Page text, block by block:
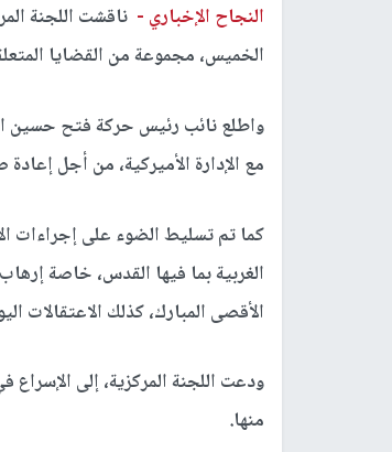
النجاح الإخباري - ناقشت اللجنة
الخميس، مجموعة من القضايا
واطلع نائب رئيس حركة فتح حسين
مع الإدارة الأميركية، من أجل
كما تم تسليط الضوء على إجراءات
الغربية بما فيها القدس، خاصة
الأقصى المبارك، كذلك الاعتقالات
ودعت اللجنة المركزية، إلى الإسراع
منها.